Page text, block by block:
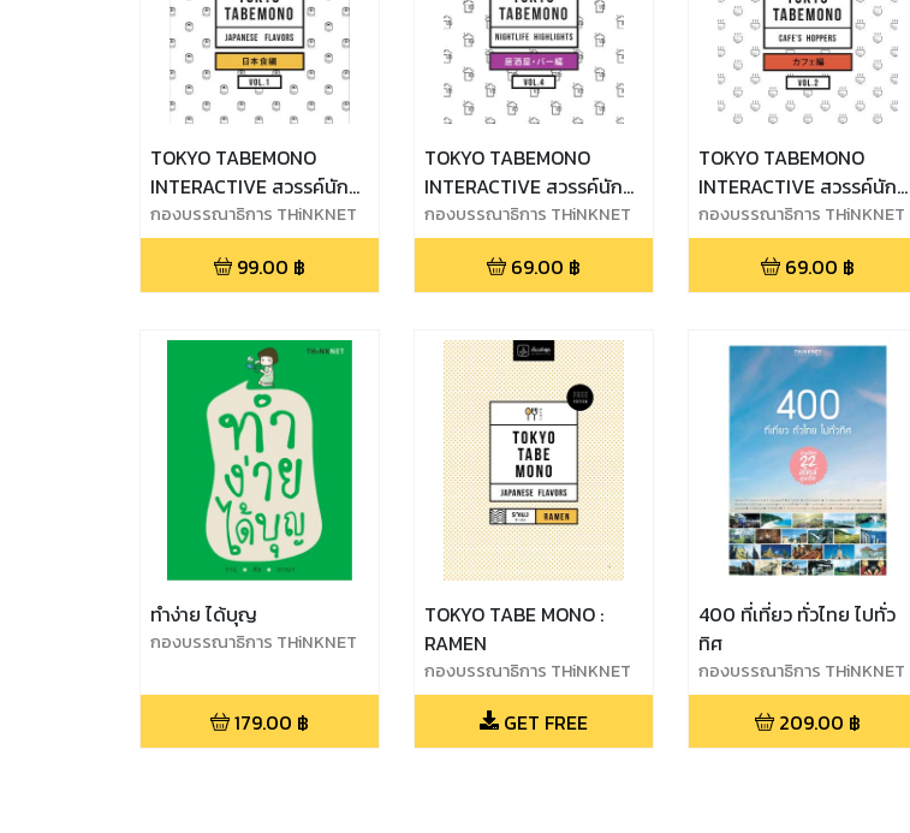
TOKYO TABEMONO
INTERACTIVE สวรรค์นัก
ชิม Vol.1 เมนูอาหารญี่ปุ่น
ยอดนิยม
กองบรรณาธิการ THiNKNET
99.00 ฿
TOKYO TABEMONO
INTERACTIVE สวรรค์นัก
ชิม Vol.4 กินดื่มยามค่ำคืน
กองบรรณาธิการ THiNKNET
69.00 ฿
TOKYO TABEMONO
INTERACTIVE สวรรค์นัก
ชิม Vol.2 ค่าเฟ่ต้องเช็คอิน
กองบรรณาธิการ THiNKNET
69.00 ฿
ทำง่าย ได้บุญ
กองบรรณาธิการ THiNKNET
179.00 ฿
TOKYO TABE MONO :
RAMEN
กองบรรณาธิการ THiNKNET
GET FREE
400 ที่เที่ยว ทั่วไทย ไปทั่ว
ทิศ
กองบรรณาธิการ THiNKNET
209.00 ฿